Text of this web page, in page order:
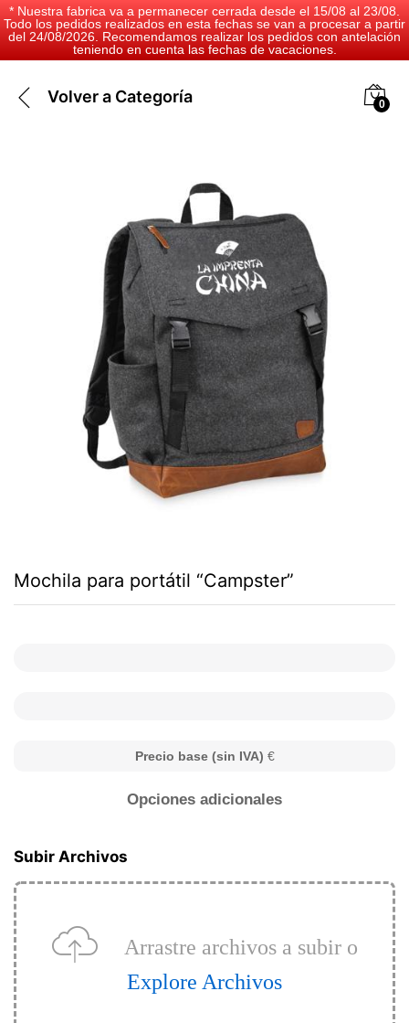
* Nuestra fabrica va a permanecer cerrada desde el 15/08 al 23/08.
Todo los pedidos realizados en esta fechas se van a procesar a partir
del 24/08/2026. Recomendamos realizar los pedidos con antelación
teniendo en cuenta las fechas de vacaciones.
Volver a Categoría 0
Mochila para portátil “Campster”
Precio base (sin IVA) €
Opciones adicionales
Subir Archivos
Arrastre archivos a subir o
Explore Archivos